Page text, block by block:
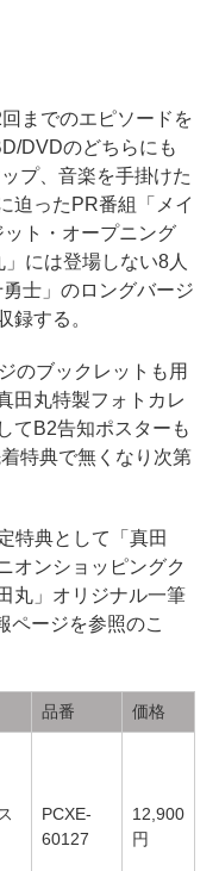
までのエピソードを
DVDのどちらにも
プ、音楽を手掛けた
迫ったPR番組「メイ
ト・オープニング
には登場しない8人
士」のロングバージ
録する。
のブックレットも用
田丸特製フォトカレ
てB2告知ポスターも
特典で無くなり次第
特典として「真田
オンショッピングク
丸」オリジナル一筆
ページを参照のこ
品番 価格
PCXE-
60127
12,900
円